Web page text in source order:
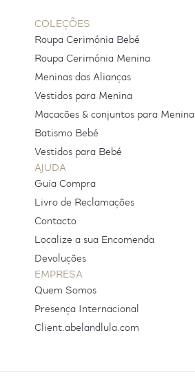
COLEÇÕES
Roupa Cerimónia Bebé
Roupa Cerimónia Menina
Meninas das Alianças
Vestidos para Menina
Macacões & conjuntos para Menina
Batismo Bebé
Vestidos para Bebé
AJUDA
Guia Compra
Livro de Reclamações
Contacto
Localize a sua Encomenda
Devoluções
EMPRESA
Quem Somos
Presença Internacional
Client.abelandlula.com